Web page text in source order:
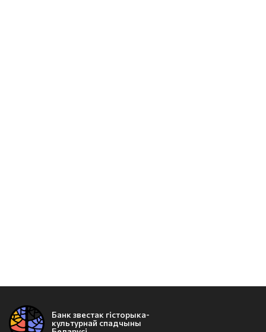
Банк звестак гісторыка-
культурнай спадчыны